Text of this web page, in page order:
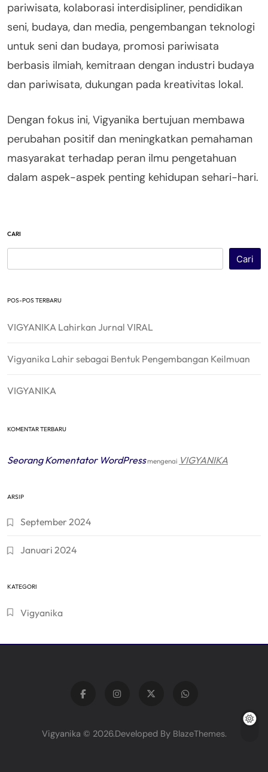
pariwisata, kolaborasi interdisipliner, pendidikan
seni, budaya, dan media, pengembangan teknologi
untuk seni dan budaya, promosi pariwisata
berbasis ilmiah, kemitraan dengan industri budaya
dan pariwisata, dukungan pada kreativitas lokal.
Dengan fokus ini, Vigyanika bertujuan membawa
perubahan positif dan meningkatkan pemahaman
masyarakat terhadap peran ilmu pengetahuan
dalam aspek-aspek penting kehidupan sehari-hari.
CARI
Cari
POS-POS TERBARU
VIGYANIKA Lahirkan Jurnal VIRAL
Vigyanika Lahir sebagai Bentuk Pengembangan Keilmuan
VIGYANIKA
KOMENTAR TERBARU
Seorang Komentator WordPressmengenai VIGYANIKA
ARSIP
September 2024
Januari 2024
KATEGORI
Vigyanika
Vigyanika © 2026.Developed By BlazeThemes.